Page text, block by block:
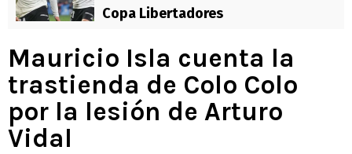
Copa Libertadores
Mauricio Isla cuenta la
trastienda de Colo Colo
por la lesión de Arturo
Vidal